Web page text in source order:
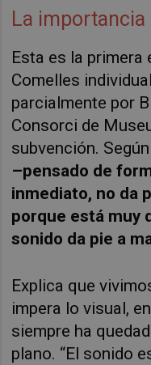
La
Esta es la
Comelles
parcialmente por
Consorci de
subvención.
–pensado de
inmediato, no da
porque está muy
sonido da pie a
Explica que
impera lo visual,
siempre ha
plano. “El sonido